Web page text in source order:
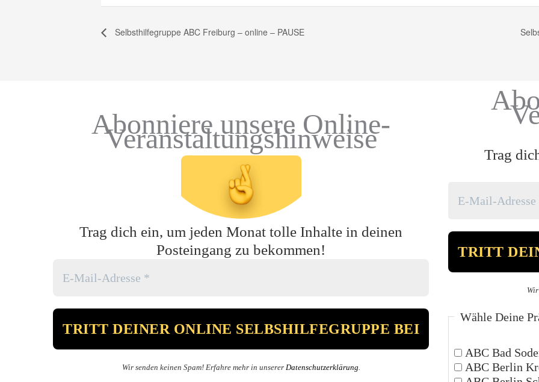
Selbsthilfegruppe ABC Freiburg – online – PAUSE
Abonniere unsere Online-
Veranstaltungshinweise
Trag dich ein, um jeden Monat tolle Inhalte in deinen
Posteingang zu bekommen!
Wir senden keinen Spam! Erfahre mehr in unserer Datenschutzerklärung
Trag
Wähle Deine
ABC Bad
ABC Berlin